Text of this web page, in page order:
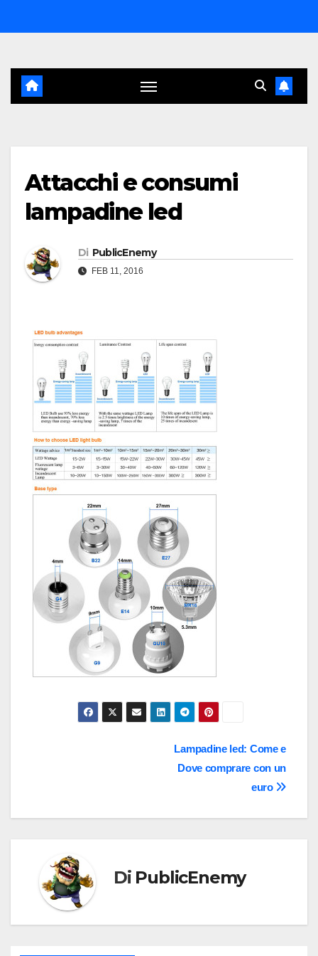
al
Attacchi e consumi
lampadine led
Di PublicEnemy
FEB 11, 2016
Lampadine led: Come e
Dove comprare con un
euro
Di PublicEnemy